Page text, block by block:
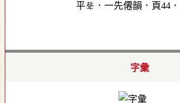
平聲．一先僊韻．頁44
字彙